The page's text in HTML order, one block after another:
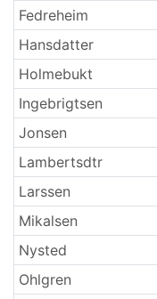
Fedreheim
Hansdatter
Holmebukt
Ingebrigtsen
Jonsen
Lambertsdtr
Larssen
Mikalsen
Nysted
Ohlgren